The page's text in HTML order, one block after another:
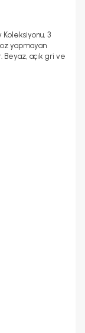
3
yapmayan
açık gri ve